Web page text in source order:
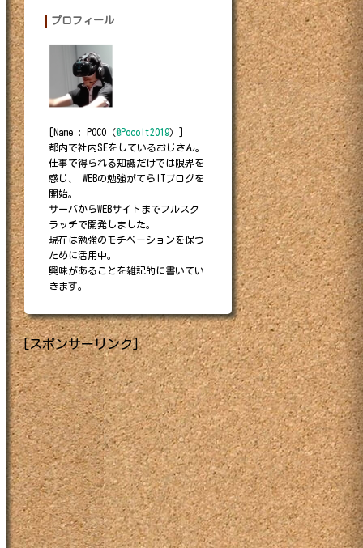
プロフィール
[Name : POCO（@PocoIt2019）]
都内で社内SEをしているおじさん。
仕事で得られる知識だけでは限界を
感じ、 WEBの勉強がてらITブログを
開始。
サーバからWEBサイトまでフルスク
ラッチで開発しました。
現在は勉強のモチベーションを保つ
ために活用中。
興味があることを雑記的に書いてい
きます。
[スポンサーリンク]